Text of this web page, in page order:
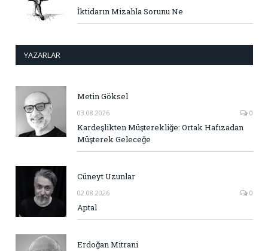
İktidarın Mizahla Sorunu Ne
YAZARLAR
Metin Göksel
03.08.2026 0
Kardeşlikten Müşterekliğe: Ortak Hafızadan
Müşterek Geleceğe
Cüneyt Uzunlar
02.08.2026 0
Aptal
Erdoğan Mitrani